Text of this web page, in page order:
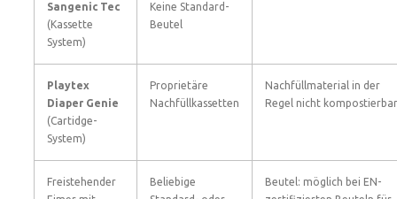
Sangenic Tec
(Kassette
System)
Keine Standard-
Beutel
Playtex
Diaper Genie
(Cartidge-
System)
Proprietäre
Nachfüllkassetten
Nachfüllmaterial in der
Regel nicht kompostierbar
Freistehender
Beliebige
Beutel: möglich bei EN-